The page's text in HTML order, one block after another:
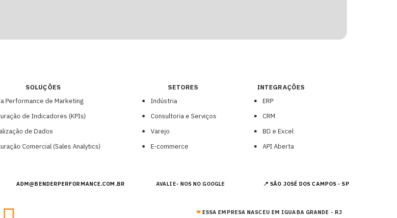
SOLUÇÕES
Performance de Marketing
de Indicadores (KPIs)
de Dados
Comercial (Sales Analytics)
SETORES
Indústria
Consultoria e Serviços
Varejo
E-commerce
INTEGRAÇÕES
ERP
CRM
BD e Excel
API Aberta
ADM@BENDERPERFORMANCE.COM.BR AVALIE- NOS NO GOOGLE 📍 SÃO JOSÉ DOS CAMPOS - SP
❤︎ESSA EMPRESA NASCEU EM IGUABA GRANDE - RJ